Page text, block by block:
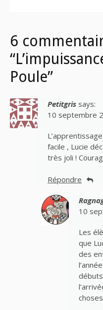
6
Poule”
Petitgris says:
10 septembre
facile , Lucie
très joli !
Répondre
10
Les
que
des